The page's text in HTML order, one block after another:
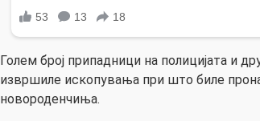
Голем број припадници на полицијата и
извршиле ископувања при што биле
новороденчиња.